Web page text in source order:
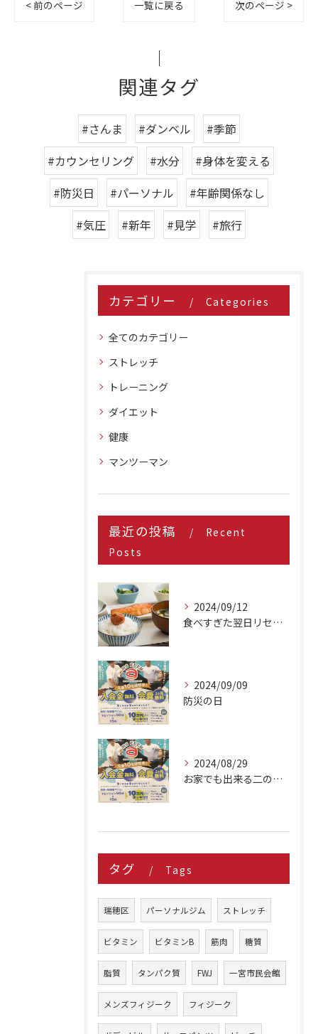
< 前のページ 一覧に戻る 次のページ >
関連タグ
#さんま #ダンベル
#季節
#カウンセリング
#水分
#身体を変える
#防災日
#パーソナル
#年齢関係なし
#気圧
#新年 #見学 #旅行
カテゴリー Categories
全てのカテゴリー
ストレッチ
トレーニング
ダイエット
健康
マンツーマン
最近の投稿
Recent
Posts
2024/09/12
食べすぎた翌日リセット方法
2024/09/09
防災の日
2024/08/29
お家でも出来る二の腕シェイプアップ種目 3選
タグ Tags
瑞穂区 パーソナルジム ストレッチ
ビタミン ビタミンB 筋肉 糖質
脂質 タンパク質 FWJ 一宮市民会館
メンズフィジーク フィジーク